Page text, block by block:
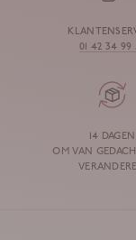
01 42 34 99
14 DAGEN
OM VAN